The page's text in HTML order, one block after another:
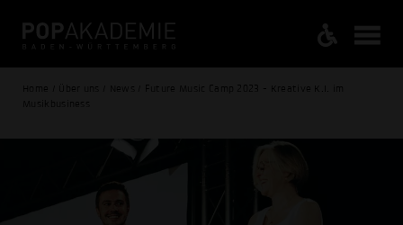
Home / Über uns / News / Future Music Camp 2023 - Kreative K.I. im
Musikbusiness